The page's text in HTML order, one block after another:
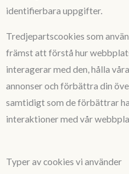
identifierbara uppgifter.
Tredjepartscookies som
främst att förstå hur
interagerar med den, hålla
annonser och förbättra din
samtidigt som de förbättrar
interaktioner med vår
Typer av cookies vi använder